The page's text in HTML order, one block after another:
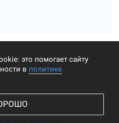
это помогает сайту
в политике